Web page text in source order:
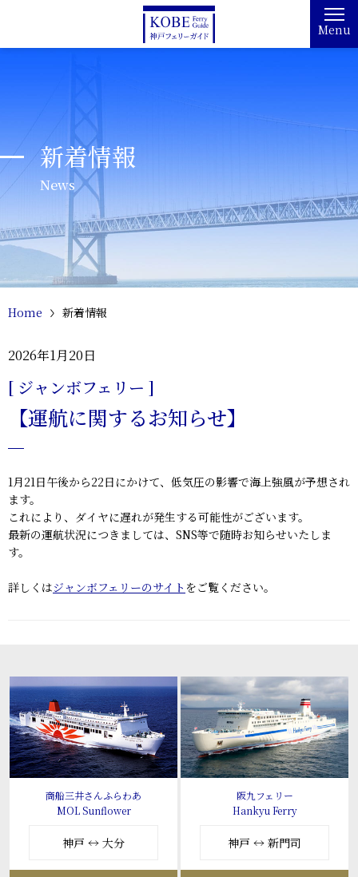
Menu
新着情報
News
Home 新着情報
2026年1月20日
[ ジャンボフェリー ]
【運航に関するお知らせ】
1月21日午後から22日にかけて、低気圧の影響で海上強風が予想され
ます。
これにより、ダイヤに遅れが発生する可能性がございます。
最新の運航状況につきましては、SNS等で随時お知らせいたしま
す。
詳しくはジャンボフェリーのサイト をご覧ください。
商船三井さんふらわあ
MOL Sunflower
神戸 ↔ 大分
阪九フェリー
Hankyu Ferry
神戸 ↔ 新門司